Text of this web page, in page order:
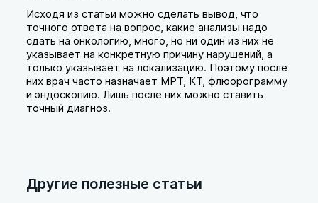
Исходя из статьи можно сделать вывод, что
точного ответа на вопрос, какие анализы надо
сдать на онкологию, много, но ни один из них не
указывает на конкретную причину нарушений, а
только указывает на локализацию. Поэтому после
них врач часто назначает МРТ, КТ, флюорограмму
и эндоскопию. Лишь после них можно ставить
точный диагноз.
Другие полезные статьи